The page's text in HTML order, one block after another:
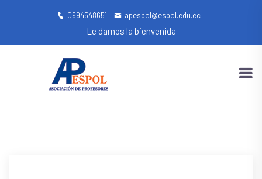
0994548651 apespol@espol.edu.ec
Le damos la bienvenida